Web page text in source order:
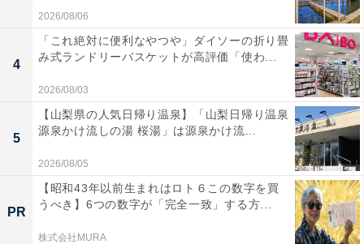
2.ウエストゴムでキツくない
2026/08/06
4
「これ絶対に便利なやつや」ダイソーの折り畳
み式ランドリーバスケットが高評価「使わ...
2026/08/03
5
【山梨県の人気日帰り温泉】「山梨日帰り温泉
源泉かけ流しの湯 桜湯」は源泉かけ流...
2026/08/05
PR
【昭和43年以前生まれはロト６この数字を買
うべき】6つの数字が「完全一致」する方...
株式会社MURA